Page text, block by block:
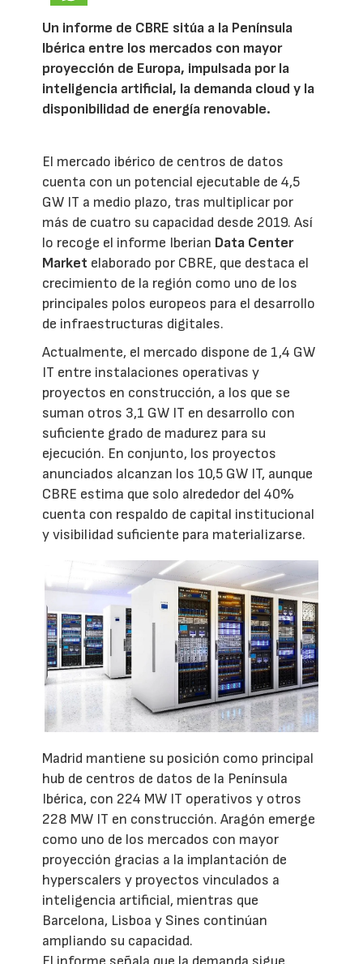
Un informe de CBRE sitúa a la Península
Ibérica entre los mercados con mayor
proyección de Europa, impulsada por la
inteligencia artificial, la demanda cloud y la
disponibilidad de energía renovable.
El mercado ibérico de centros de datos
cuenta con un potencial ejecutable de 4,5
GW IT a medio plazo, tras multiplicar por
más de cuatro su capacidad desde 2019. Así
lo recoge el informe Iberian Data Center
Market elaborado por CBRE, que destaca el
crecimiento de la región como uno de los
principales polos europeos para el desarrollo
de infraestructuras digitales.
Actualmente, el mercado dispone de 1,4 GW
IT entre instalaciones operativas y
proyectos en construcción, a los que se
suman otros 3,1 GW IT en desarrollo con
suficiente grado de madurez para su
ejecución. En conjunto, los proyectos
anunciados alcanzan los 10,5 GW IT, aunque
CBRE estima que solo alrededor del 40%
cuenta con respaldo de capital institucional
y visibilidad suficiente para materializarse.
Madrid mantiene su posición como principal
hub de centros de datos de la Península
Ibérica, con 224 MW IT operativos y otros
228 MW IT en construcción. Aragón emerge
como uno de los mercados con mayor
proyección gracias a la implantación de
hyperscalers y proyectos vinculados a
inteligencia artificial, mientras que
Barcelona, Lisboa y Sines continúan
ampliando su capacidad.